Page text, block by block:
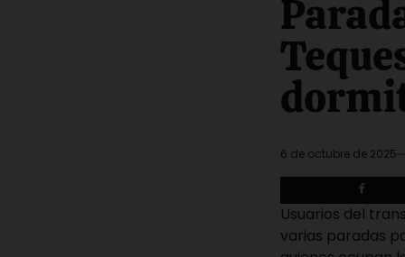
read
time
6 de octubre de 2025
Usuarios del
varias paradas